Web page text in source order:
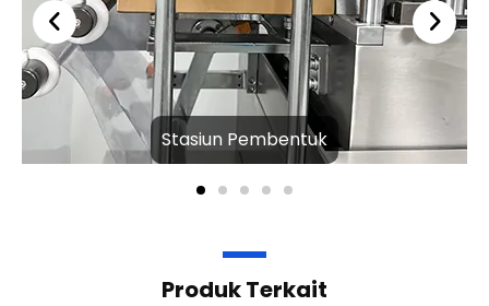
Stasiun Pembentuk
Produk Terkait